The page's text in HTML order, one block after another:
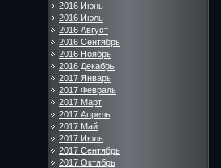
2016 Июнь
2016 Июль
2016 Август
2016 Сентябрь
2016 Ноябрь
2016 Декабрь
2017 Январь
2017 Февраль
2017 Март
2017 Апрель
2017 Май
2017 Июль
2017 Сентябрь
2017 Октябрь